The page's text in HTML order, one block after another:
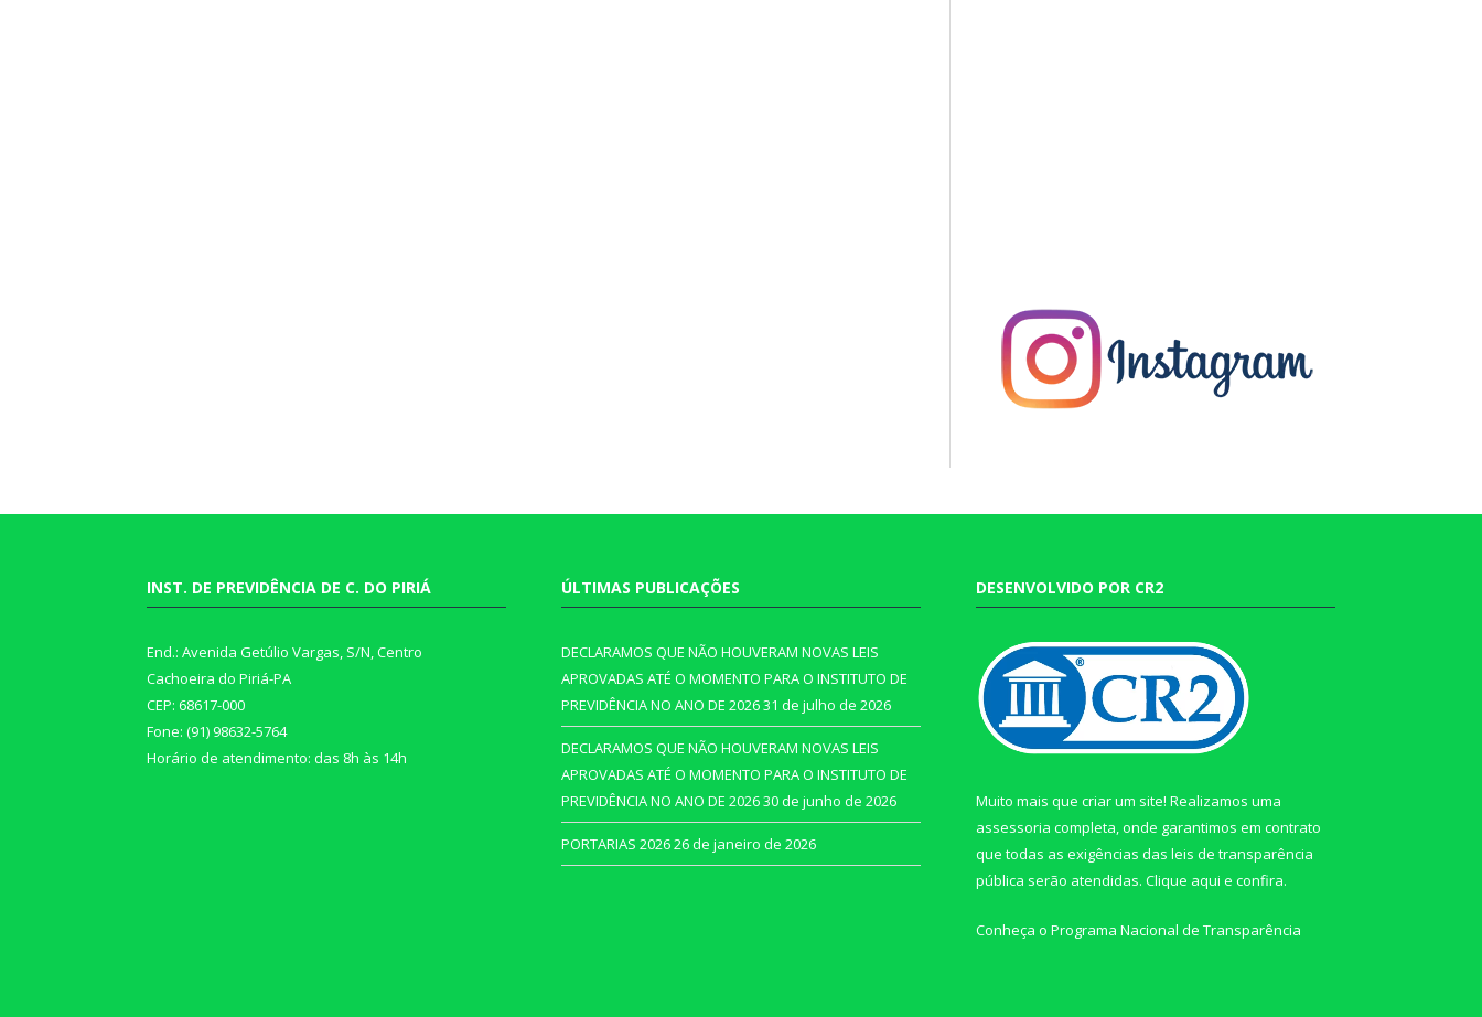
INST. DE PREVIDÊNCIA DE C. DO PIRIÁ
End.: Avenida Getúlio Vargas, S/N, Centro
Cachoeira do Piriá-PA
CEP: 68617-000
Fone: (91) 98632-5764
Horário de atendimento: das 8h às 14h
ÚLTIMAS PUBLICAÇÕES
DECLARAMOS QUE NÃO HOUVERAM NOVAS LEIS
APROVADAS ATÉ O MOMENTO PARA O INSTITUTO DE
PREVIDÊNCIA NO ANO DE 202631 de julho de 2026
DECLARAMOS QUE NÃO HOUVERAM NOVAS LEIS
APROVADAS ATÉ O MOMENTO PARA O INSTITUTO DE
PREVIDÊNCIA NO ANO DE 202630 de junho de 2026
PORTARIAS 202626 de janeiro de 2026
DESENVOLVIDO POR CR2
Muito mais que criar um site! Realizamos uma
assessoria completa, onde garantimos em contrato
que todas as exigências das leis de transparência
pública serão atendidas. Clique aqui e confira.
Conheça o Programa Nacional de Transparência